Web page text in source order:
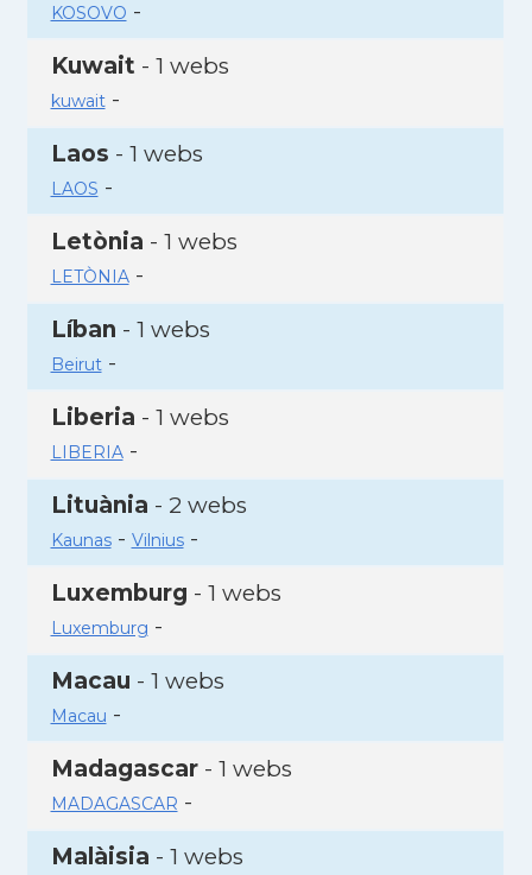
KOSOVO -
Kuwait - 1 webs
kuwait-
Laos - 1 webs
LAOS -
Letònia - 1 webs
LETÒNIA-
Líban - 1 webs
Beirut-
Liberia - 1 webs
LIBERIA-
Lituània - 2 webs
Kaunas- Vilnius-
Luxemburg - 1 webs
Luxemburg -
Macau - 1 webs
Macau -
Madagascar- 1 webs
MADAGASCAR -
Malàisia - 1 webs